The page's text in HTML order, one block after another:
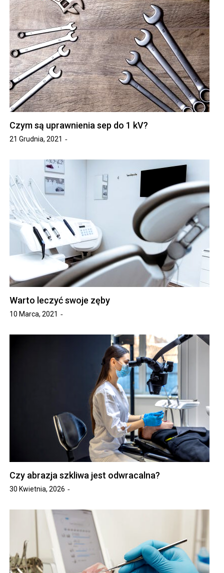
Czym są uprawnienia sep do 1 kV?
21 Grudnia, 2021
Warto leczyć swoje zęby
10 Marca, 2021
Czy abrazja szkliwa jest odwracalna?
30 Kwietnia, 2026